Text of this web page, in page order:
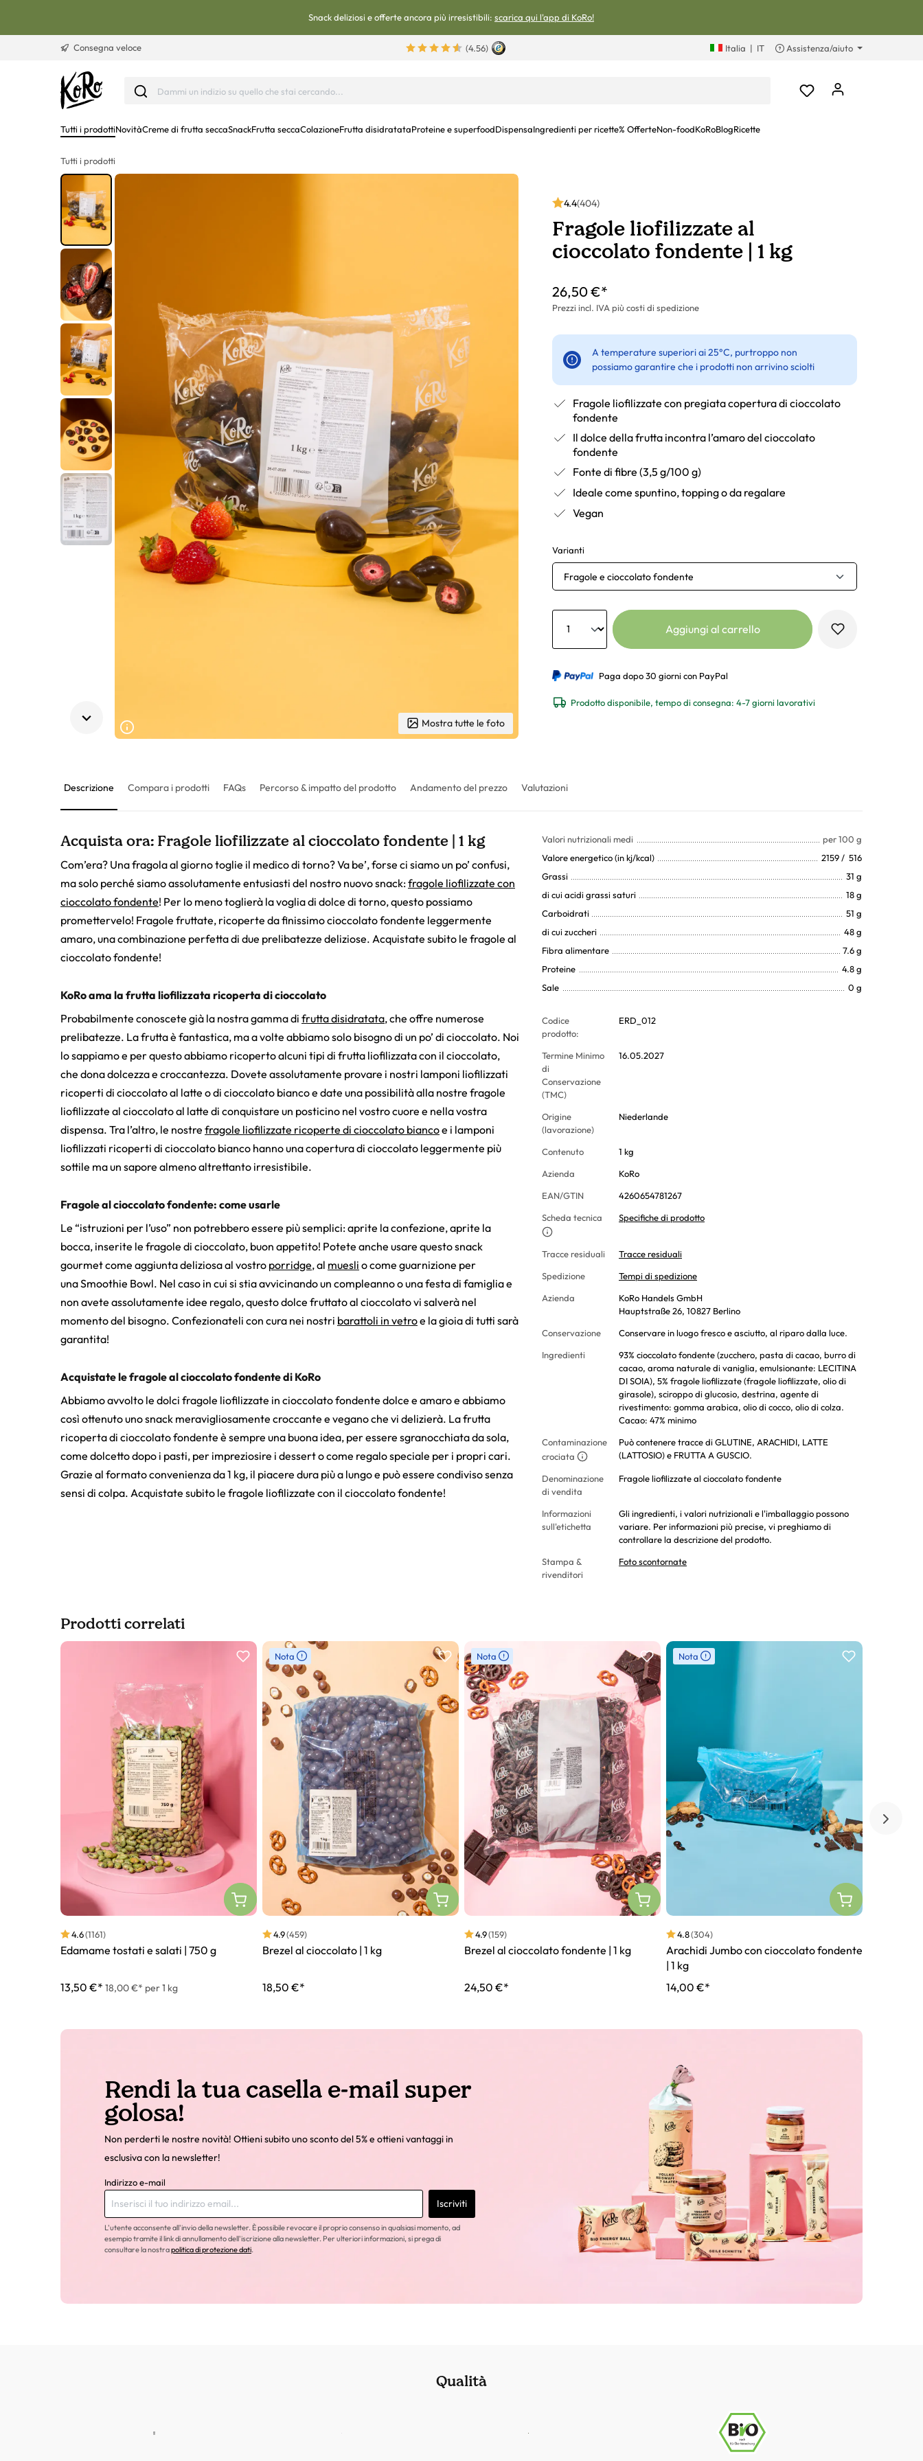
Snack deliziosi e offerte ancora più irresistibili: scarica qui l'app di KoRo!
Consegna veloce (4.56) Italia | IT Assistenza/aiuto
Tutti i prodottiNovitàCreme di frutta seccaSnackFrutta seccaColazioneFrutta disidratataProteine e superfoodDispensaIngredienti per ricette% OfferteNon-foodKoRoBlogRicette
Tutti i prodotti
Mostra tutte le foto
4.4(404)
Fragole liofilizzate al
cioccolato fondente | 1 kg
26,50 €*
Prezzi incl. IVA più costi di spedizione
A temperature superiori ai 25°C, purtroppo non
possiamo garantire che i prodotti non arrivino sciolti
Fragole liofilizzate con pregiata copertura di cioccolato
fondente
Il dolce della frutta incontra l’amaro del cioccolato
fondente
Fonte di fibre (3,5 g/100 g)
Ideale come spuntino, topping o da regalare
Vegan
Varianti
Fragole e cioccolato fondente
Anzahl
Aggiungi al carrello
Paga dopo 30 giorni con PayPal
Prodotto disponibile, tempo di consegna: 4-7 giorni lavorativi
Descrizione Compara i prodotti FAQs Percorso & impatto del prodotto Andamento del prezzo Valutazioni
Acquista ora: Fragole liofilizzate al cioccolato fondente | 1 kg
Com’era? Una fragola al giorno toglie il medico di torno? Va be’, forse ci siamo un po’ confusi,
ma solo perché siamo assolutamente entusiasti del nostro nuovo snack:fragole liofilizzate con
cioccolato fondente! Per lo meno toglierà la voglia di dolce di torno, questo possiamo
promettervelo! Fragole fruttate, ricoperte da finissimo cioccolato fondente leggermente
amaro, una combinazione perfetta di due prelibatezze deliziose. Acquistate subito le fragole al
cioccolato fondente!
KoRo ama la frutta liofilizzata ricoperta di cioccolato
Probabilmente conoscete già la nostra gamma di frutta disidratata, che offre numerose
prelibatezze. La frutta è fantastica, ma a volte abbiamo solo bisogno di un po’ di cioccolato. Noi
lo sappiamo e per questo abbiamo ricoperto alcuni tipi di frutta liofilizzata con il cioccolato,
che dona dolcezza e croccantezza. Dovete assolutamente provare i nostri lamponi liofilizzati
ricoperti di cioccolato al latte o di cioccolato bianco e date una possibilità alla nostre fragole
liofilizzate al cioccolato al latte di conquistare un posticino nel vostro cuore e nella vostra
dispensa. Tra l’altro, le nostre fragole liofilizzate ricoperte di cioccolato biancoe i lamponi
liofilizzati ricoperti di cioccolato bianco hanno una copertura di cioccolato leggermente più
sottile ma un sapore almeno altrettanto irresistibile.
Fragole al cioccolato fondente: come usarle
Le “istruzioni per l’uso” non potrebbero essere più semplici: aprite la confezione, aprite la
bocca, inserite le fragole di cioccolato, buon appetito! Potete anche usare questo snack
gourmet come aggiunta deliziosa al vostro porridge, al muesli o come guarnizione per
una Smoothie Bowl. Nel caso in cui si stia avvicinando un compleanno o una festa di famiglia e
non avete assolutamente idee regalo, questo dolce fruttato al cioccolato vi salverà nel
momento del bisogno. Confezionateli con cura nei nostri barattoli in vetroe la gioia di tutti sarà
garantita!
Acquistate le fragole al cioccolato fondente di KoRo
Abbiamo avvolto le dolci fragole liofilizzate in cioccolato fondente dolce e amaro e abbiamo
così ottenuto uno snack meravigliosamente croccante e vegano che vi delizierà. La frutta
ricoperta di cioccolato fondente è sempre una buona idea, per essere sgranocchiata da sola,
come dolcetto dopo i pasti, per impreziosire i dessert o come regalo speciale per i propri cari.
Grazie al formato convenienza da 1 kg, il piacere dura più a lungo e può essere condiviso senza
sensi di colpa. Acquistate subito le fragole liofilizzate con il cioccolato fondente!
Valori nutrizionali medi
per 100 g
Valore energetico (in kj/kcal)
2159 / 516
Grassi
31 g
di cui acidi grassi saturi
18 g
Carboidrati
51 g
di cui zuccheri
48 g
Fibra alimentare
7.6 g
Proteine
4.8 g
Sale
0 g
Codice
prodotto:
ERD_012
Termine Minimo
di
Conservazione
(TMC)
16.05.2027
Origine
(lavorazione)
Niederlande
Contenuto
1 kg
Azienda
KoRo
EAN/GTIN
4260654781267
Scheda tecnica
Specifiche di prodotto
Tracce residuali
Tracce residuali
Spedizione
Tempi di spedizione
Azienda
KoRo Handels GmbH
Hauptstraße 26, 10827 Berlino
Conservazione
Conservare in luogo fresco e asciutto, al riparo dalla luce.
Ingredienti
93% cioccolato fondente (zucchero, pasta di cacao, burro di
cacao, aroma naturale di vaniglia, emulsionante: LECITINA
DI SOIA), 5% fragole liofilizzate (fragole liofilizzate, olio di
girasole), sciroppo di glucosio, destrina, agente di
rivestimento: gomma arabica, olio di cocco, olio di colza.
Cacao: 47% minimo
Contaminazione
crociata
Può contenere tracce di GLUTINE, ARACHIDI, LATTE
(LATTOSIO) e FRUTTA A GUSCIO.
Denominazione
di vendita
Fragole liofilizzate al cioccolato fondente
Informazioni
sull'etichetta
Gli ingredienti, i valori nutrizionali e l'imballaggio possono
variare. Per informazioni più precise, vi preghiamo di
controllare la descrizione del prodotto.
Stampa &
rivenditori
Foto scontornate
Prodotti correlati
Slider prodotto
4.6(1161)
Edamame tostati e salati | 750 g
13,50 €* 18,00 €* per 1 kg
Nota
4.9(459)
Brezel al cioccolato | 1 kg
18,50 €*
Nota
4.9(159)
Brezel al cioccolato fondente | 1 kg
24,50 €*
Nota
4.8(304)
Arachidi Jumbo con cioccolato fondente
| 1 kg
14,00 €*
Rendi la tua casella e-mail super
golosa!
Non perderti le nostre novità! Ottieni subito uno sconto del 5% e ottieni vantaggi in
esclusiva con la newsletter!
Indirizzo e-mail
Iscriviti
L'utente acconsente all'invio della newsletter. È possibile revocare il proprio consenso in qualsiasi momento, ad
esempio tramite il link di annullamento dell'iscrizione alla newsletter. Per ulteriori informazioni, si prega di
consultare la nostrapolitica di protezione dati.
Qualità